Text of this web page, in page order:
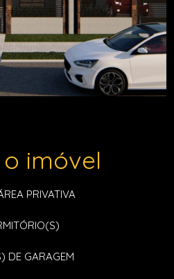
imóvel
PRIVATIVA
DE GARAGEM